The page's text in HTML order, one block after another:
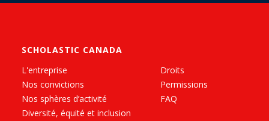
SCHOLASTIC CANADA
L'entreprise
Nos convictions
Nos sphères d’activité
Diversité, équité et inclusion
Droits
Permissions
FAQ